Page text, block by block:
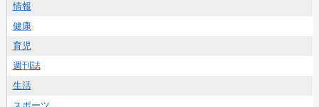
情報
健康
育児
週刊誌
生活